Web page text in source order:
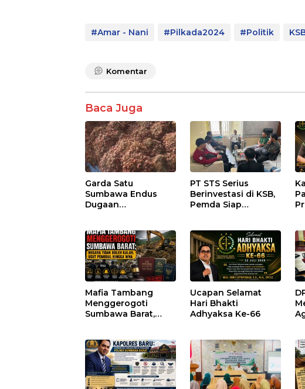
#Amar - Nani #Pilkada2024 #Politik
Komentar
Baca Juga
Garda Satu
Sumbawa Endus
Dugaan
Manipulasi Asal-Usul
Benih Bawang
Merah senilai Rp 7,5
Miliar
PT STS Serius
Berinvestasi di KSB,
Pemda Siap
Kepatuhan Regulasi
Mafia Tambang
Menggerogoti
Sumbawa Barat,
hingga WNA
Ucapan Selamat
Hari Bhakti
Adhyaksa Ke-66